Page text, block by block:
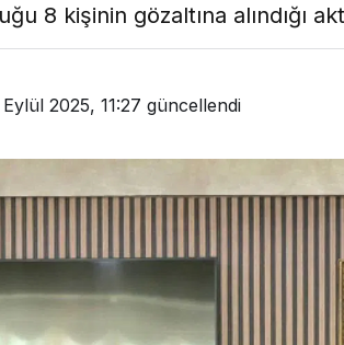
8 kişinin gözaltına alındığı
2025, 11:27 güncellendi